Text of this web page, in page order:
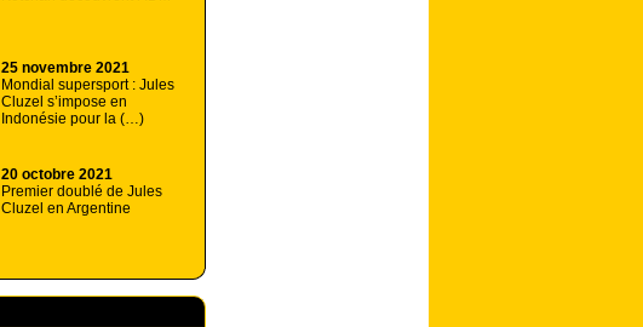
25 novembre 2021
Mondial supersport : Jules
Cluzel s’impose en
Indonésie pour la (…)
20 octobre 2021
Premier doublé de Jules
Cluzel en Argentine